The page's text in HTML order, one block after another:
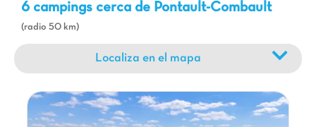
6 campings cerca de Pontault-Combault
(radio 50 km)
Localiza en el mapa